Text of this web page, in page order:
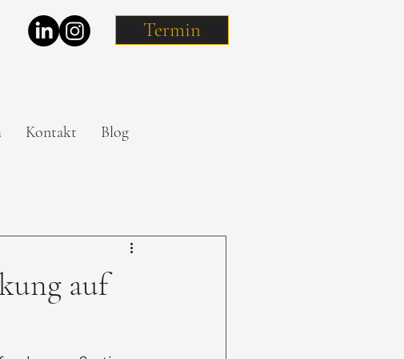
Termin
Kontakt Blog
auf